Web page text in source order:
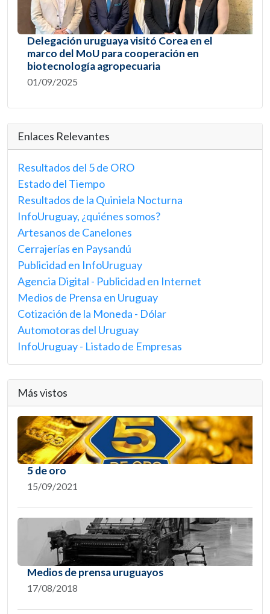
Delegación uruguaya visitó Corea en el
marco del MoU para cooperación en
biotecnología agropecuaria
01/09/2025
Enlaces Relevantes
Resultados del 5 de ORO
Estado del Tiempo
Resultados de la Quiniela Nocturna
InfoUruguay, ¿quiénes somos?
Artesanos de Canelones
Cerrajerías en Paysandú
Publicidad en InfoUruguay
Agencia Digital - Publicidad en Internet
Medios de Prensa en Uruguay
Cotización de la Moneda - Dólar
Automotoras del Uruguay
InfoUruguay - Listado de Empresas
Más vistos
5 de oro
15/09/2021
Medios de prensa uruguayos
17/08/2018